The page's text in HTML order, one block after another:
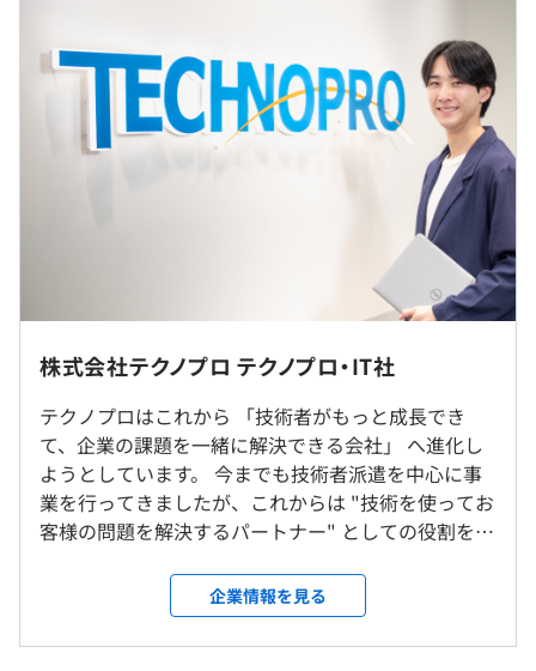
・オンラインサービスの開発／運用
・コーポレイトサイト構築
＜研修制度＞
入社導入研修、技術研修、ヒューマン・ビジネス研修、e
ラーニング研修、Winスクール/Winラーニング（100種以
上のカリキュラムが受講無料）
※各種制度・研修の利用については、社内承認が必要です
勤務先は、希望の拠点での勤務が可能です。
＜拠点一覧＞
札幌、仙台、土浦、千葉、柏、埼玉、東京、八王子、横
浜、厚木、金沢、富山、新潟、静岡、浜松、名古屋、刈
谷、京都、大阪、神戸、岡山、広島、高松、松山、福岡、
※基本的に希望しない転勤はありません
・月給：237,000円～312,000円（残業代と賞与は別途支
・固定残業有無：なし
・昇給：年1回
※残業代支給規定：法定超25%増/深夜25%増/60時間超
50%増/法定休日35%増
＜モデル年収例＞
・800万円/マネージャー/月給50万円＋賞与/40代/入社9年
・600万円/リーダー/月給40万円＋賞与/34歳/入社3年目
・500万円/サブリーダー/月給33万円＋賞与/26歳/入社3年
株式会社テクノプロ テクノプロ・IT社
テクノプロはこれから 「技術者がもっと成長でき
て、企業の課題を一緒に解決できる会社」 へ進化し
ようとしています。 今までも技術者派遣を中心に事
業を行ってきましたが、これからは "技術を使ってお
客様の問題を解決するパートナー" としての役割をも
ているのか - エンジニアが新しい技術を学び続けられ
る環境をつくる - お客様の「困った」を見つけて、解
決策まで提案できる会社になる - デジタル技術（AI、
企業情報を見る